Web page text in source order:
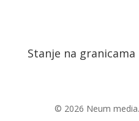
Stanje na granicama
© 2026 Neum